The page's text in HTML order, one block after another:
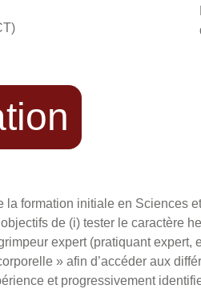
la formation initiale en Sciences
de (i) tester le caractère
expert (pratiquant expert,
» afin d’accéder aux
et progressivement